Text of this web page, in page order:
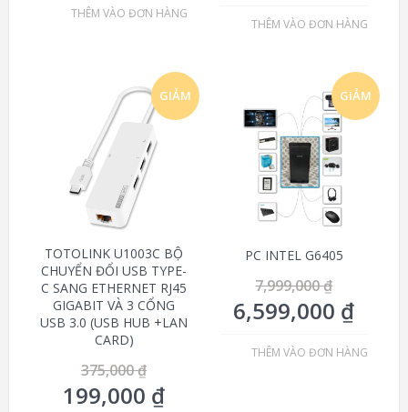
THÊM VÀO ĐƠN HÀNG
THÊM VÀO ĐƠN HÀNG
GIẢM
TOTOLINK U1003C BỘ
CHUYỂN ĐỔI USB TYPE-
C SANG ETHERNET RJ45
GIGABIT VÀ 3 CỔNG
USB 3.0 (USB HUB +LAN
CARD)
375,000₫
199,000 ₫
GIẢM
PC INTEL G6405
7,999,000₫
6,599,000 ₫
THÊM VÀO ĐƠN HÀNG